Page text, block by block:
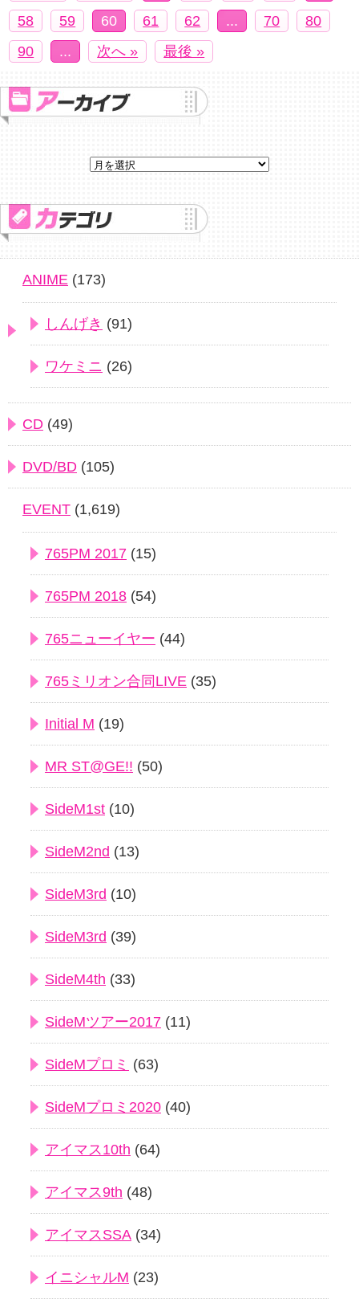
58 59 60 61 62 ... 70
80
90
... 次へ » 最後 »
ANIME (173)
しんげき (91)
ワケミニ (26)
CD (49)
DVD/BD (105)
EVENT (1,619)
765PM 2017 (15)
765PM 2018 (54)
765ニューイヤー (44)
765ミリオン合同LIVE (35)
Initial M (19)
MR ST@GE!! (50)
SideM1st (10)
SideM2nd (13)
SideM3rd (10)
SideM3rd (39)
SideM4th (33)
SideMツアー2017 (11)
SideMプロミ (63)
SideMプロミ2020 (40)
アイマス10th (64)
アイマス9th (48)
アイマスSSA (34)
イニシャルM (23)